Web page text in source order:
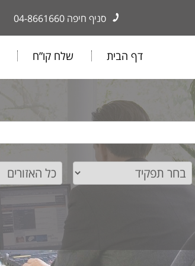
סניף חיפה 04-8661660
דף הבית שלח קו”ח